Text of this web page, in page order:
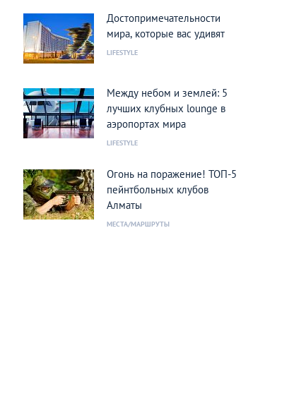
Достопримечательности
мира, которые вас удивят
LIFESTYLE
Между небом и землей: 5
лучших клубных lounge в
аэропортах мира
LIFESTYLE
Огонь на поражение! ТОП-5
пейнтбольных клубов
Алматы
МЕСТА/МАРШРУТЫ